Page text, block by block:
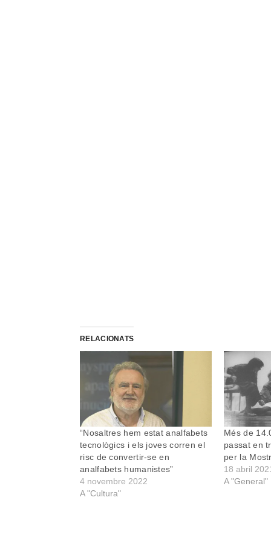
RELACIONATS
“Nosaltres hem estat analfabets
tecnològics i els joves corren el
risc de convertir-se en
analfabets humanistes”
4 novembre 2022
A "Cultura"
Més de
passat en
per la
18 abril
A "General"